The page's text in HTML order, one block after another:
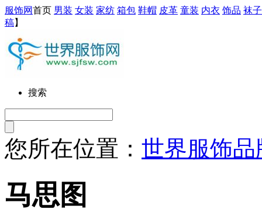
服饰网首页 男装 女装 家纺 箱包 鞋帽 皮革 童装 内衣 饰品 袜子
稿】
搜索
您所在位置： 世界服饰品
马思图